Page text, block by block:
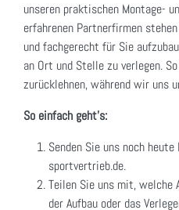
unseren praktischen Montage-
erfahrenen Partnerfirmen
und fachgerecht für Sie
an Ort und Stelle zu verlegen.
zurücklehnen, während wir uns
So einfach geht's:
Senden Sie uns noch
sportvertrieb.de.
Teilen Sie uns mit, welche
der Aufbau oder das